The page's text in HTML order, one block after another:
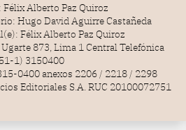
Alberto Paz Quiroz
Hugo David Aguirre Castañeda
Félix Alberto Paz Quiroz
873, Lima 1 Central Telefónica
1) 3150400
0400 anexos 2206 / 2218 / 2298
Editoriales S.A. RUC 20100072751